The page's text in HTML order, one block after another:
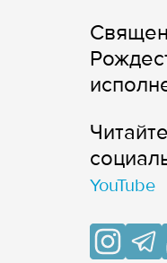
YouTube